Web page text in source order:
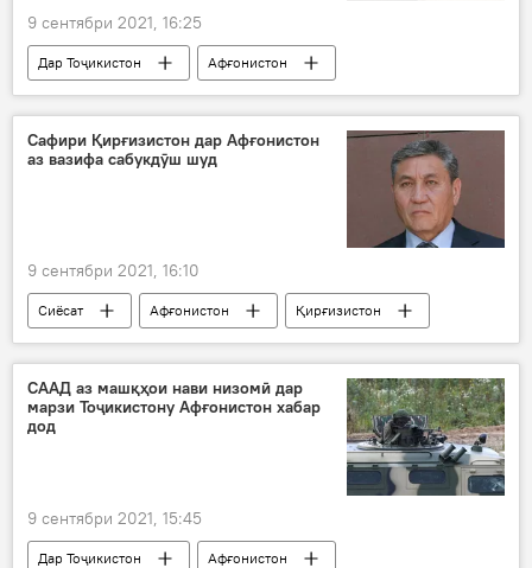
9 сентябри 2021, 16:25
Дар Тоҷикистон
Афғонистон
Белорус
мушкилот
СААД
гурезаҳо
Сафири Қирғизистон дар Афғонистон
аз вазифа сабукдӯш шуд
9 сентябри 2021, 16:10
Сиёсат Афғонистон
Қирғизистон
сафир
сабукдӯш
СААД аз машқҳои нави низомӣ дар
марзи Тоҷикистону Афғонистон хабар
дод
9 сентябри 2021, 15:45
Дар Тоҷикистон
Афғонистон